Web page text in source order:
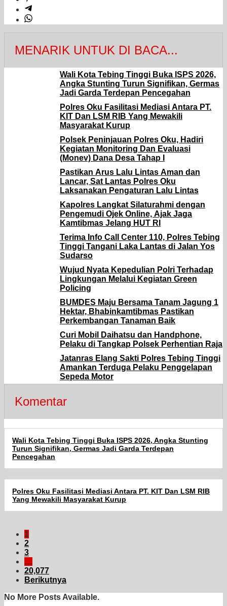
MENARIK UNTUK DI BACA...
Wali Kota Tebing Tinggi Buka ISPS 2026,
Angka Stunting Turun Signifikan, Germas
Jadi Garda Terdepan Pencegahan
Polres Oku Fasilitasi Mediasi Antara PT.
KIT Dan LSM RIB Yang Mewakili
Masyarakat Kurup
Polsek Peninjauan Polres Oku, Hadiri
Kegiatan Monitoring Dan Evaluasi
(Monev) Dana Desa Tahap I
Pastikan Arus Lalu Lintas Aman dan
Lancar, Sat Lantas Polres Oku
Laksanakan Pengaturan Lalu Lintas
Kapolres Langkat Silaturahmi dengan
Pengemudi Ojek Online, Ajak Jaga
Kamtibmas Jelang HUT RI
Terima Info Call Center 110, Polres Tebing
Tinggi Tangani Laka Lantas di Jalan Yos
Sudarso
Wujud Nyata Kepedulian Polri Terhadap
Lingkungan Melalui Kegiatan Green
Policing
BUMDES Maju Bersama Tanam Jagung 1
Hektar, Bhabinkamtibmas Pastikan
Perkembangan Tanaman Baik
Curi Mobil Daihatsu dan Handphone,
Pelaku di Tangkap Polsek Perhentian Raja
Jatanras Elang Sakti Polres Tebing Tinggi
Amankan Terduga Pelaku Penggelapan
Sepeda Motor
Komentar
Wali Kota Tebing Tinggi Buka ISPS 2026, Angka Stunting
Turun Signifikan, Germas Jadi Garda Terdepan
Pencegahan
Polres Oku Fasilitasi Mediasi Antara PT. KIT Dan LSM RIB
Yang Mewakili Masyarakat Kurup
1
2
3
…
20,077
Berikutnya
No More Posts Available.